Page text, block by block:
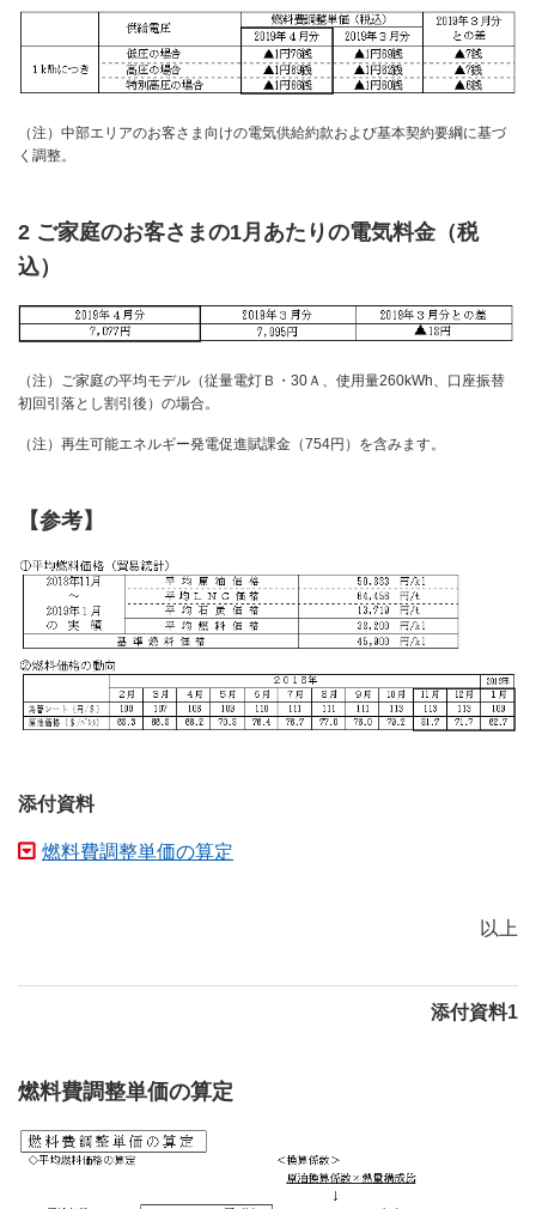
（注）中部エリアのお客さま向けの電気供給約款および基本契約要綱に基づ
く調整。
2 ご家庭のお客さまの1月あたりの電気料金（税
込）
（注）ご家庭の平均モデル（従量電灯Ｂ・30Ａ、使用量260kWh、口座振替
初回引落とし割引後）の場合。
（注）再生可能エネルギー発電促進賦課金（754円）を含みます。
【参考】
添付資料
燃料費調整単価の算定
以上
添付資料1
燃料費調整単価の算定